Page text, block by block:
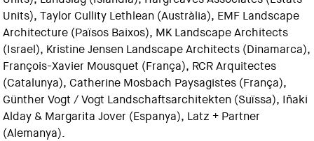
Units), Taylor Cullity Lethlean (Austràlia), EMF Landscape
Architecture (Països Baixos), MK Landscape Architects
(Israel), Kristine Jensen Landscape Architects (Dinamarca),
François-Xavier Mousquet (França), RCR Arquitectes
(Catalunya), Catherine Mosbach Paysagistes (França),
Günther Vogt / Vogt Landschaftsarchitekten (Suïssa), Iñaki
Alday & Margarita Jover (Espanya), Latz + Partner
(Alemanya).